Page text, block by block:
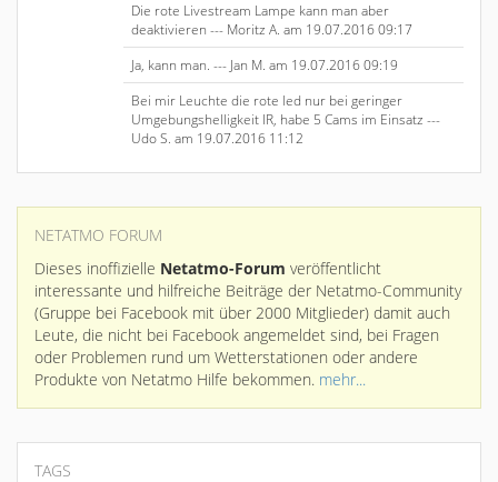
Die rote Livestream Lampe kann man aber
deaktivieren --- Moritz A. am 19.07.2016 09:17
Ja, kann man. --- Jan M. am 19.07.2016 09:19
Bei mir Leuchte die rote led nur bei geringer
Umgebungshelligkeit IR, habe 5 Cams im Einsatz ---
Udo S. am 19.07.2016 11:12
NETATMO FORUM
Dieses inoffizielle Netatmo-Forum veröffentlicht
interessante und hilfreiche Beiträge der Netatmo-Community
(Gruppe bei Facebook mit über 2000 Mitglieder) damit auch
Leute, die nicht bei Facebook angemeldet sind, bei Fragen
oder Problemen rund um Wetterstationen oder andere
Produkte von Netatmo Hilfe bekommen. mehr...
TAGS